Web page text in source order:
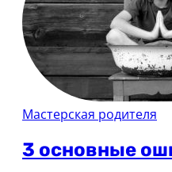
Мастерская родителя
3 основные